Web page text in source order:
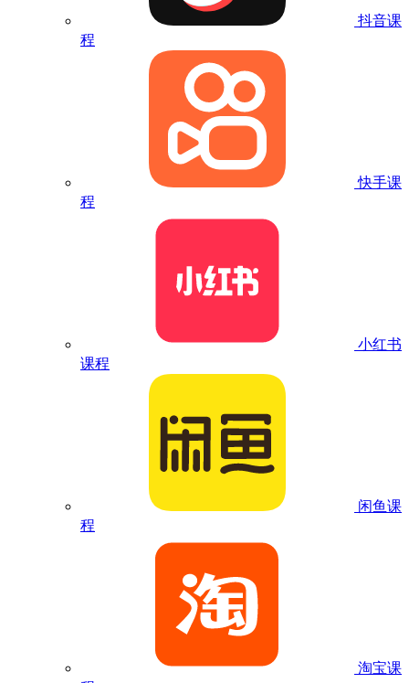
抖音课
程
快手课
程
小红书
课程
闲鱼课
程
淘宝课